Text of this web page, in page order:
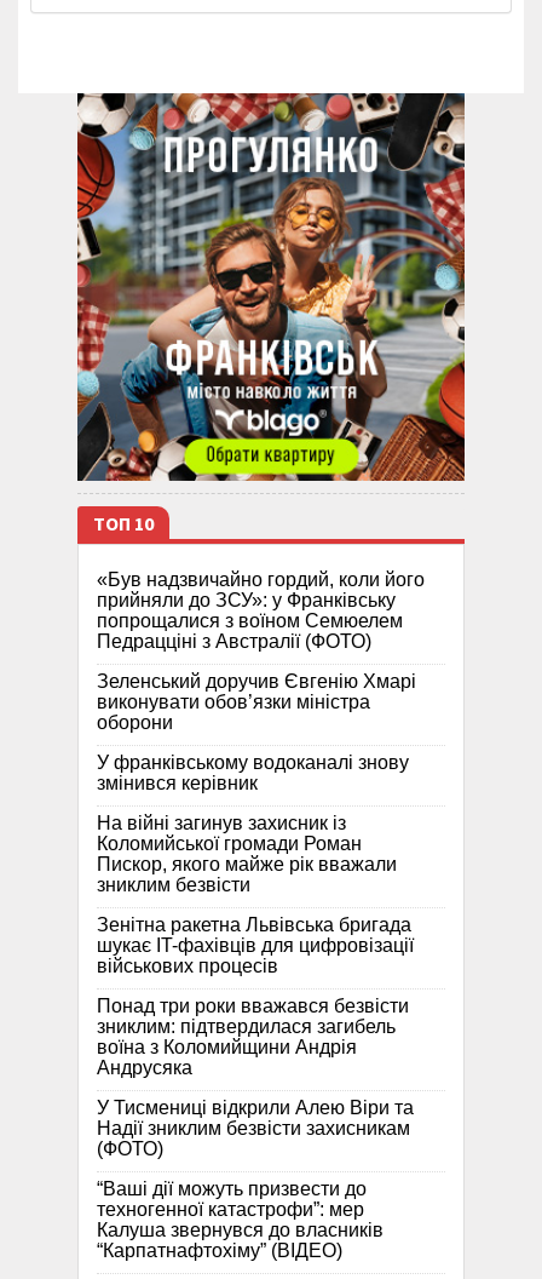
ТОП 10
«Був надзвичайно гордий, коли його
прийняли до ЗСУ»: у Франківську
попрощалися з воїном Семюелем
Педрацціні з Австралії (ФОТО)
Зеленський доручив Євгенію Хмарі
виконувати обов’язки міністра
оборони
У франківському водоканалі знову
змінився керівник
На війні загинув захисник із
Коломийської громади Роман
Пискор, якого майже рік вважали
зниклим безвісти
Зенітна ракетна Львівська бригада
шукає IT-фахівців для цифровізації
військових процесів
Понад три роки вважався безвісти
зниклим: підтвердилася загибель
воїна з Коломийщини Андрія
Андрусяка
У Тисмениці відкрили Алею Віри та
Надії зниклим безвісти захисникам
(ФОТО)
“Ваші дії можуть призвести до
техногенної катастрофи”: мер
Калуша звернувся до власників
“Карпатнафтохіму” (ВІДЕО)